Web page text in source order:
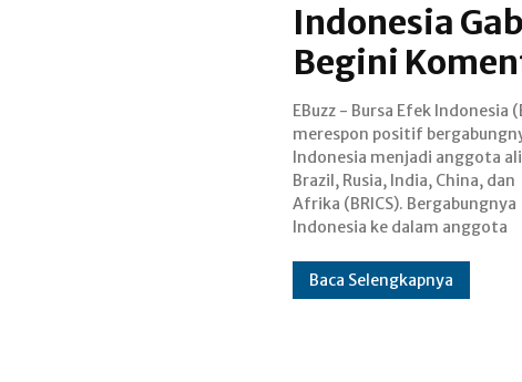
Indonesia
Begini
EBuzz - Bursa Efek Indonesia
merespon positif
Indonesia menjadi anggota
Brazil, Rusia, India, China, dan
Afrika (BRICS). Bergabungnya
Indonesia ke dalam anggota
BRICS, diharapkan
memberikan dampak
langsung dan tidak langsung
pasar modal di tanah air. Direktur
Baca Selengkapnya